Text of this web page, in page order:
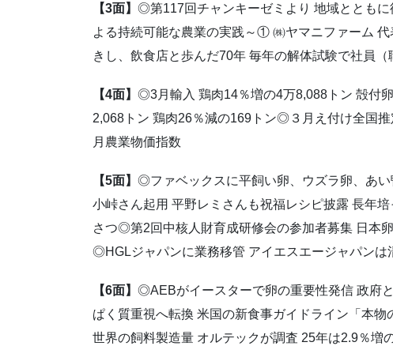
【3面】 ◎第117回チャンキーゼミより 地域ととも
よる持続可能な農業の実践～① ㈱ヤマニファーム
きし、飲食店と歩んだ70年 毎年の解体試験で社員
【4面】 ◎3月輸入 鶏肉14％増の4万8,088トン 殻付
2,068トン 鶏肉26％減の169トン◎３月え付け全国
月農業物価指数
【5面】 ◎ファベックスに平飼い卵、ウズラ卵、あ
小峠さん起用 平野レミさんも祝福レシピ披露 長年
さつ◎第2回中核人財育成研修会の参加者募集 日本
◎HGLジャパンに業務移管 アイエスエージャパンは
【6面】 ◎AEBがイースターで卵の重要性発信 政府
ぱく質重視へ転換 米国の新食事ガイドライン「本
世界の飼料製造量 オルテックが調査 25年は2.9％増